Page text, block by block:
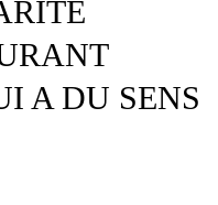
A DU SENS